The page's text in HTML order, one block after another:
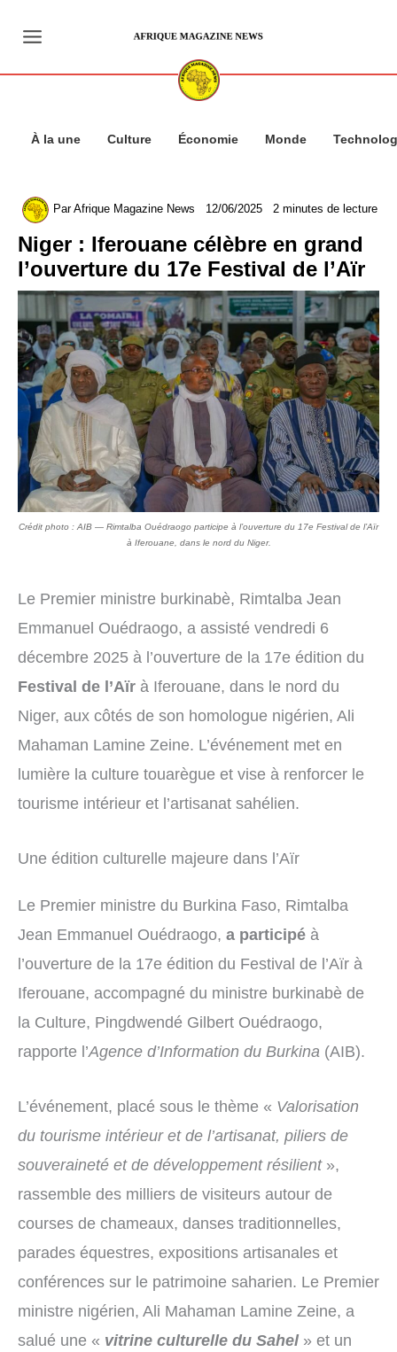
contenu
À la une Culture Économie Monde
ParAfrique Magazine News 12/06/2025 2 minutes de lecture
Niger : Iferouane célèbre en grand
l’ouverture du 17e Festival de l’Aïr
Crédit photo : AIB — Rimtalba Ouédraogo participe à l’ouverture du 17e Festival de l’Aïr
à Iferouane, dans le nord du Niger.
Le Premier ministre burkinabè, Rimtalba Jean
Emmanuel Ouédraogo, a assisté vendredi 6
décembre 2025 à l’ouverture de la 17e édition du
Festival de l’Aïr à Iferouane, dans le nord du
Niger, aux côtés de son homologue nigérien, Ali
Mahaman Lamine Zeine. L’événement met en
lumière la culture touarègue et vise à renforcer le
tourisme intérieur et l’artisanat sahélien.
Une édition culturelle majeure dans l’Aïr
Le Premier ministre du Burkina Faso, Rimtalba
Jean Emmanuel Ouédraogo, a participé à
l’ouverture de la 17e édition du Festival de l’Aïr à
Iferouane, accompagné du ministre burkinabè de
la Culture, Pingdwendé Gilbert Ouédraogo,
rapporte l’Agence d’Information du Burkina (AIB).
L’événement, placé sous le thème « Valorisation
du tourisme intérieur et de l’artisanat, piliers de
souveraineté et de développement résilient »,
rassemble des milliers de visiteurs autour de
courses de chameaux, danses traditionnelles,
parades équestres, expositions artisanales et
conférences sur le patrimoine saharien. Le Premier
ministre nigérien, Ali Mahaman Lamine Zeine, a
salué une « vitrine culturelle du Sahel » et un